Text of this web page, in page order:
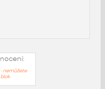
- nemůžete